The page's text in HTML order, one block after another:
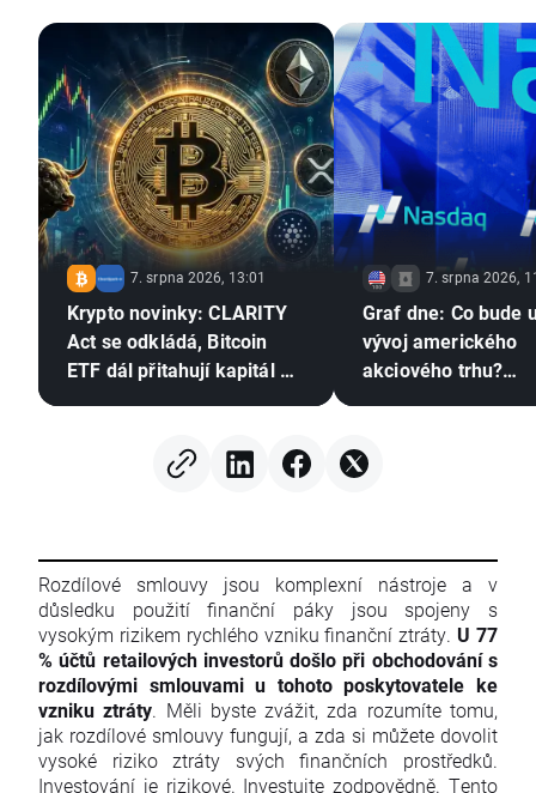
7. srpna 2026, 13:01
Krypto novinky: CLARITY
Act se odkládá, Bitcoin
ETF dál přitahují kapitál a
7. srpna 2026,
Graf dne: Co bude
vývoj amerického
akciového trhu?
Rozdílové smlouvy jsou komplexní nástroje a v
důsledku použití finanční páky jsou spojeny s
vysokým rizikem rychlého vzniku finanční ztráty. U 77
% účtů retailových investorů došlo při obchodování s
rozdílovými smlouvami u tohoto poskytovatele ke
vzniku ztráty. Měli byste zvážit, zda rozumíte tomu,
jak rozdílové smlouvy fungují, a zda si můžete dovolit
vysoké riziko ztráty svých finančních prostředků.
Investování je rizikové. Investujte zodpovědně. Tento